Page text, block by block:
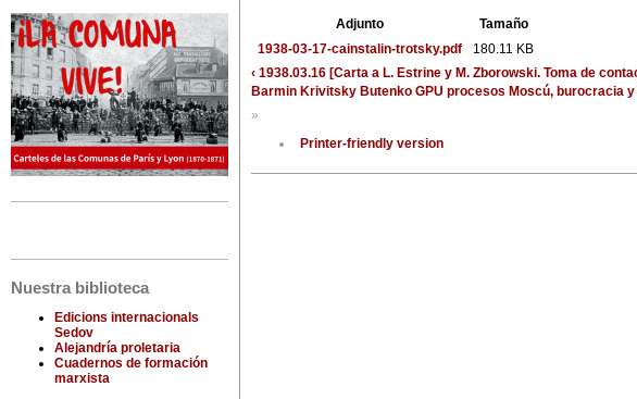
Nuestra biblioteca
Edicions internacionals
Sedov
Alejandría proletaria
Cuadernos de formación
marxista
Adjunto
Tamaño
1938-03-17-cainstalin-trotsky.pdf
180.11 KB
‹ 1938.03.16 [Carta a L. Estrine y M. Zborowski. Toma de
Barmin Krivitsky Butenko GPU procesos Moscú, burocracia y
»
Printer-friendly version